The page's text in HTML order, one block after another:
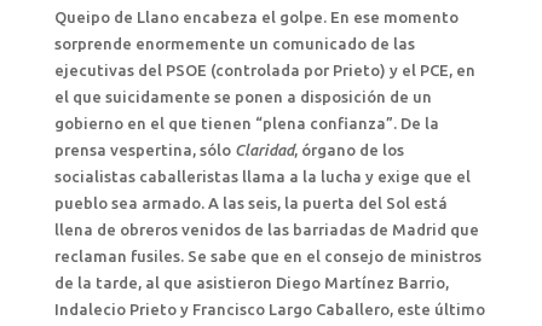
Queipo de Llano encabeza el golpe. En ese momento
sorprende enormemente un comunicado de las
ejecutivas del PSOE (controlada por Prieto) y el PCE, en
el que suicidamente se ponen a disposición de un
gobierno en el que tienen “plena confianza”. De la
prensa vespertina, sólo Claridad, órgano de los
socialistas caballeristas llama a la lucha y exige que el
pueblo sea armado. A las seis, la puerta del Sol está
llena de obreros venidos de las barriadas de Madrid que
reclaman fusiles. Se sabe que en el consejo de ministros
de la tarde, al que asistieron Diego Martínez Barrio,
Indalecio Prieto y Francisco Largo Caballero, este último